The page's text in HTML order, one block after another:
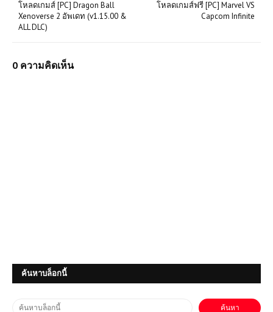
โหลดเกมส์ฟรี [PC] Marvel VS
Capcom Infinite
โหลดเกมส์ [PC] Dragon Ball
Xenoverse 2 อัพเดท (v1.15.00 &
ALL DLC)
0 ความคิดเห็น
ค้นหาบล็อกนี้
(PC) HARD BULLET Free
Download เกมยิง VR ฟิสิกส์สุดเดือด